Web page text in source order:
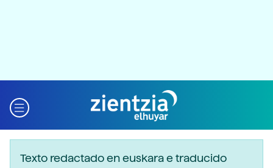
Texto redactado en euskara e traducido